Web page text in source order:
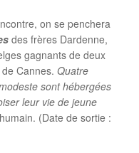
on se penchera
des frères Dardenne,
gagnants de deux
Cannes. Quatre
sont hébergées
leur vie de jeune
(Date de sortie :